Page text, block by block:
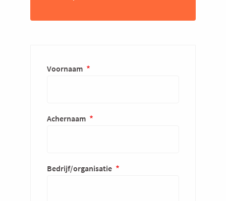
Voornaam
Achernaam
Bedrijf/organisatie